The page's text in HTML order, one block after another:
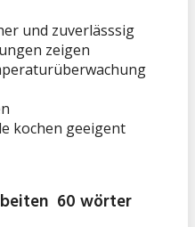
und zuverlässsig
zeigen
kochen geeigent
60 wörter